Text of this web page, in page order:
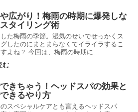
広がり！梅雨の時期に爆発しな
タイリング術
した梅雨の季節。湿気のせいでせっかくス
したのにまとまらなくてイライラするこ
すよね？ 今回は、梅雨の時期に…
む
きちゃう！ヘッドスパの効果と
きるやり方
スペシャルケアとも言えるヘッドスパ